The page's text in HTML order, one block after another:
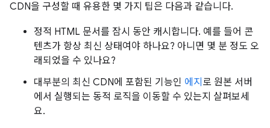
CDN을 구성할 때 유용한 몇 가지 팁은 다음과 같습니다.
정적 HTML 문서를 잠시 동안 캐시합니다. 예를 들어 콘
텐츠가 항상 최신 상태여야 하나요? 아니면 몇 분 정도 오
래되었을 수 있나요?
대부분의 최신 CDN에 포함된 기능인 에지 로 원본 서버
에서 실행되는 동적 로직을 이동할 수 있는지 살펴보세
요.